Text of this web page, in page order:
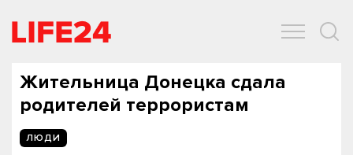
Жительница Донецка сдала
родителей террористам
ЛЮДИ